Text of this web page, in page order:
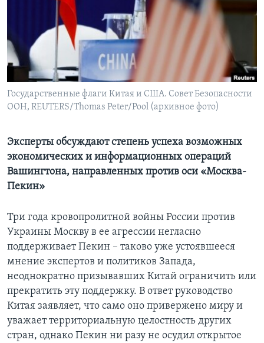
Learning English
СОЦИАЛЬНЫЕ СЕТИ
Языки
Государственные флаги Китая и США. Совет Безопасности
ООН, REUTERS/Thomas Peter/Pool (архивное фото)
Эксперты обсуждают степень успеха возможных
экономических и информационных операций
Вашингтона, направленных против оси «Москва-
Пекин»
Три года кровопролитной войны России против
Украины Москву в ее агрессии негласно
поддерживает Пекин – таково уже устоявшееся
мнение экспертов и политиков Запада,
неоднократно призывавших Китай ограничить или
прекратить эту поддержку. В ответ руководство
Китая заявляет, что само оно привержено миру и
уважает территориальную целостность других
стран, однако Пекин ни разу не осудил открытое